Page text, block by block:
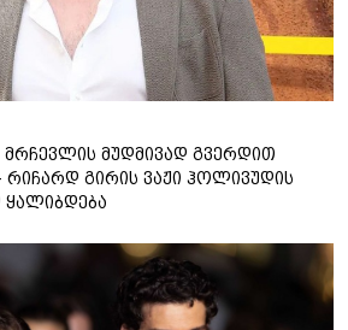
მრჩევლის მუდმივად გვერდით
გირის ვაჟი ჰოლივუდის